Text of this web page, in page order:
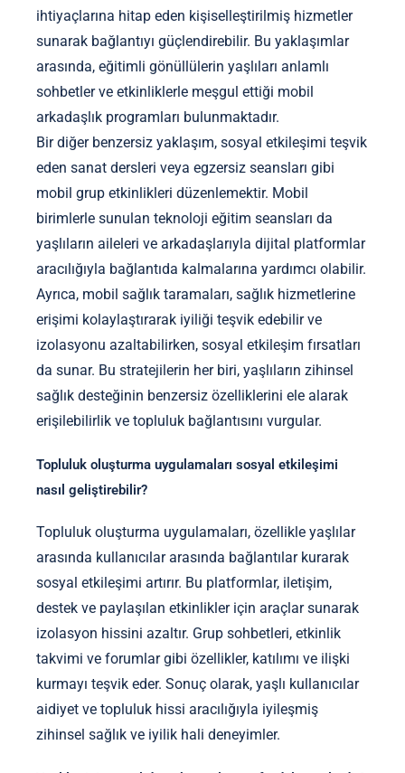
ihtiyaçlarına hitap eden kişiselleştirilmiş hizmetler
sunarak bağlantıyı güçlendirebilir. Bu yaklaşımlar
arasında, eğitimli gönüllülerin yaşlıları anlamlı
sohbetler ve etkinliklerle meşgul ettiği mobil
arkadaşlık programları bulunmaktadır.
Bir diğer benzersiz yaklaşım, sosyal etkileşimi teşvik
eden sanat dersleri veya egzersiz seansları gibi
mobil grup etkinlikleri düzenlemektir. Mobil
birimlerle sunulan teknoloji eğitim seansları da
yaşlıların aileleri ve arkadaşlarıyla dijital platformlar
aracılığıyla bağlantıda kalmalarına yardımcı olabilir.
Ayrıca, mobil sağlık taramaları, sağlık hizmetlerine
erişimi kolaylaştırarak iyiliği teşvik edebilir ve
izolasyonu azaltabilirken, sosyal etkileşim fırsatları
da sunar. Bu stratejilerin her biri, yaşlıların zihinsel
sağlık desteğinin benzersiz özelliklerini ele alarak
erişilebilirlik ve topluluk bağlantısını vurgular.
Topluluk oluşturma uygulamaları sosyal etkileşimi
nasıl geliştirebilir?
Topluluk oluşturma uygulamaları, özellikle yaşlılar
arasında kullanıcılar arasında bağlantılar kurarak
sosyal etkileşimi artırır. Bu platformlar, iletişim,
destek ve paylaşılan etkinlikler için araçlar sunarak
izolasyon hissini azaltır. Grup sohbetleri, etkinlik
takvimi ve forumlar gibi özellikler, katılımı ve ilişki
kurmayı teşvik eder. Sonuç olarak, yaşlı kullanıcılar
aidiyet ve topluluk hissi aracılığıyla iyileşmiş
zihinsel sağlık ve iyilik hali deneyimler.